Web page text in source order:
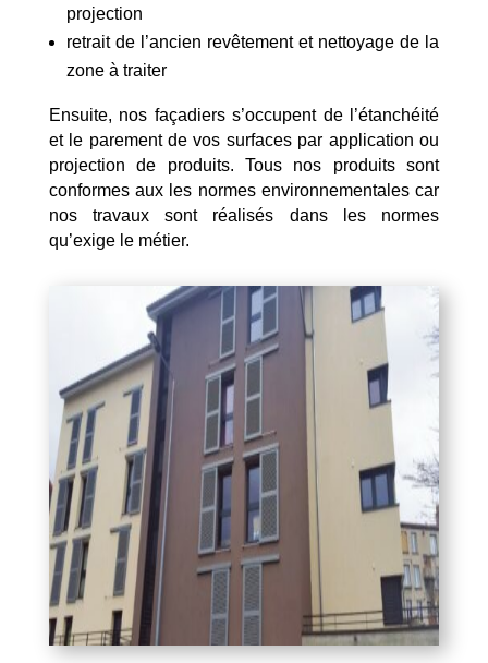
projection
retrait de l’ancien revêtement et nettoyage de la
zone à traiter
Ensuite, nos façadiers s’occupent de l’étanchéité
et le parement de vos surfaces par application ou
projection de produits. Tous nos produits sont
conformes aux les normes environnementales car
nos travaux sont réalisés dans les normes
qu’exige le métier.
Mentions Légales
Politique de Confidentialité